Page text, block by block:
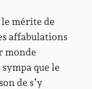
mérite de
affabulations
monde
que le
de s’y